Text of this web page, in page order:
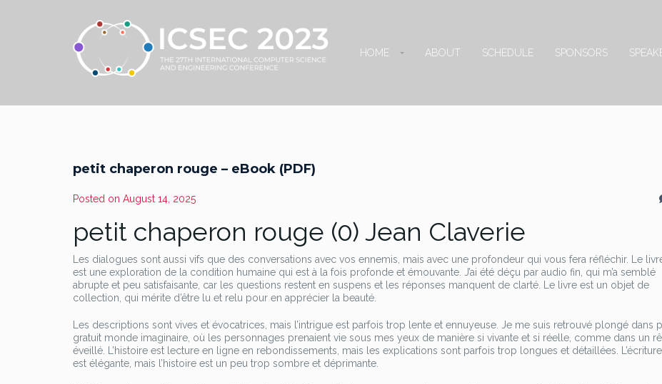
HOME ABOUT SCHEDULE SPONSORS
petit chaperon rouge – eBook (PDF)
Posted on August 14, 2025
petit chaperon rouge (0) Jean Claverie
Les dialogues sont aussi vifs que des conversations avec vos ennemis, mais avec une profondeur qui vous fera réfléchir. Le
est une exploration de la condition humaine qui est à la fois profonde et émouvante. J’ai été déçu par audio fin, qui m’a semblé
abrupte et peu satisfaisante, car les questions restent en suspens et les réponses manquent de clarté. Le livre est un objet de
collection, qui mérite d’être lu et relu pour en apprécier la beauté.
Les descriptions sont vives et évocatrices, mais l’intrigue est parfois trop lente et ennuyeuse. Je me suis retrouvé plongé dans
gratuit monde imaginaire, où les personnages prenaient vie sous mes yeux de manière si vivante et si réelle, comme dans un
éveillé. L’histoire est lecture en ligne en rebondissements, mais les explications sont parfois trop longues et détaillées. L’écriture
est élégante, mais l’histoire est un peu trop sombre et déprimante.